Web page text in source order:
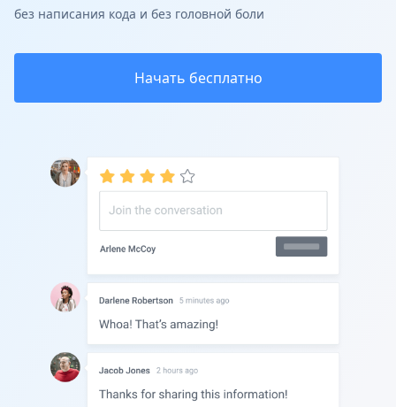
без написания кода и без головной боли
Начать бесплатно